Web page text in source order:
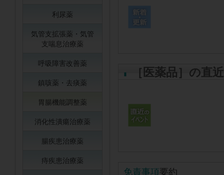
［医薬品］の直
免責事項要約
利尿薬
気管支拡張薬・気管
支喘息治療薬
呼吸障害改善薬
鎮咳薬・去痰薬
胃腸機能調整薬
消化性潰瘍治療薬
腸疾患治療薬
痔疾患治療薬